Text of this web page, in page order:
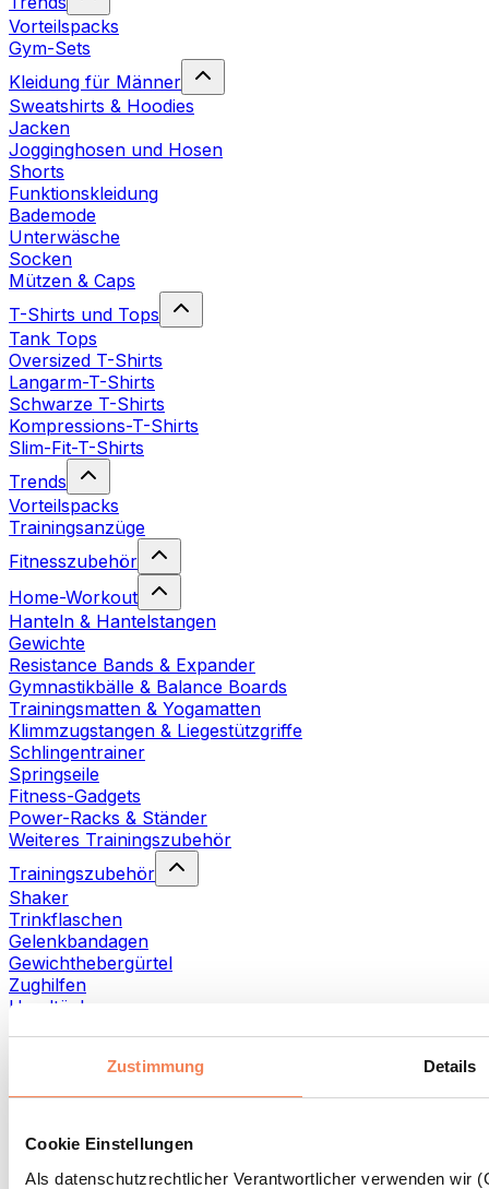
Zustimmung Details
Cookie Einstellungen
Als datenschutzrechtlicher Verantwortlicher verwenden wir
Vorteilspacks
Gym-Sets
Kleidung für Männer
Sweatshirts & Hoodies
Jacken
Jogginghosen und Hosen
Shorts
Funktionskleidung
Bademode
Unterwäsche
Socken
Mützen & Caps
T-Shirts und Tops
Tank Tops
Oversized T-Shirts
Langarm-T-Shirts
Schwarze T-Shirts
Kompressions-T-Shirts
Slim-Fit-T-Shirts
Trends
Vorteilspacks
Trainingsanzüge
Fitnesszubehör
Home-Workout
Hanteln & Hantelstangen
Gewichte
Resistance Bands & Expander
Gymnastikbälle & Balance Boards
Trainingsmatten & Yogamatten
Klimmzugstangen & Liegestützgriffe
Schlingentrainer
Springseile
Fitness-Gadgets
Power-Racks & Ständer
Weiteres Trainingszubehör
Trainingszubehör
Shaker
Trinkflaschen
Gelenkbandagen
Gewichthebergürtel
Zughilfen
Handtücher
Faszien- und Massagerollen
Weitere Rehabilitationshilfen